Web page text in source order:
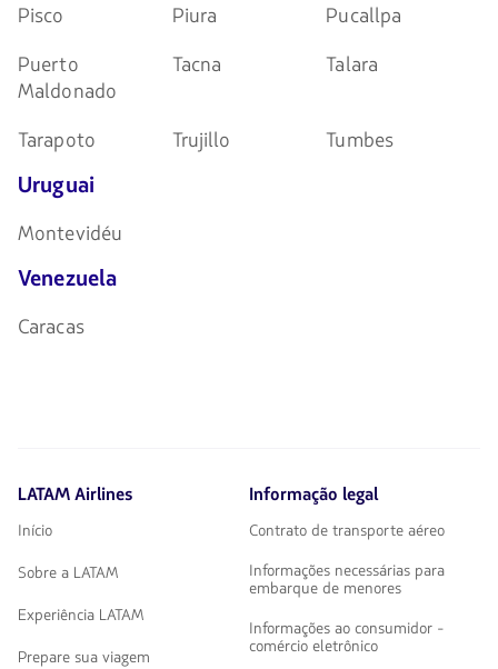
Pisco
Piura
Pucallpa
Puerto
Maldonado
Tacna Talara
Tarapoto Trujillo Tumbes
Uruguai
Montevidéu
Venezuela
Caracas
LATAM Airlines
Início
Sobre a LATAM
Experiência LATAM
Prepare sua viagem
Informação legal
Contrato de transporte aéreo
Informações necessárias para
embarque de menores
Informações ao consumidor -
comércio eletrônico